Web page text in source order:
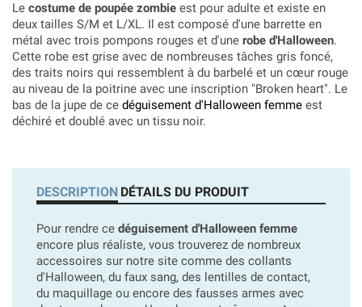
Le costume de poupée zombie est pour adulte et existe en
deux tailles S/M et L/XL. Il est composé d'une barrette en
métal avec trois pompons rouges et d'une robe d'Halloween.
Cette robe est grise avec de nombreuses tâches gris foncé,
des traits noirs qui ressemblent à du barbelé et un cœur rouge
au niveau de la poitrine avec une inscription "Broken heart". Le
bas de la jupe de ce déguisement d'Halloween femme est
déchiré et doublé avec un tissu noir.
DESCRIPTION DÉTAILS DU PRODUIT
Pour rendre ce déguisement d'Halloween femme
encore plus réaliste, vous trouverez de nombreux
accessoires sur notre site comme des collants
d'Halloween, du faux sang, des lentilles de contact,
du maquillage ou encore des fausses armes avec